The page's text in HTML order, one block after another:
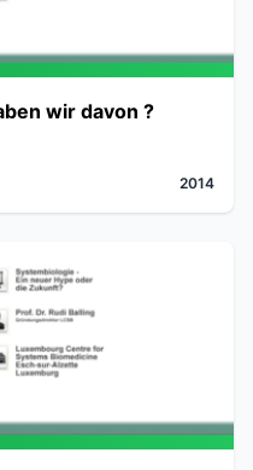
wir davon ?
2014